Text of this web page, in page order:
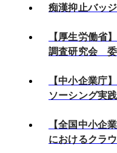
痴漢抑止バッ
【厚生労働省
調査研究会
【中小企業庁
ソーシング実
【全国中小企
におけるクラ